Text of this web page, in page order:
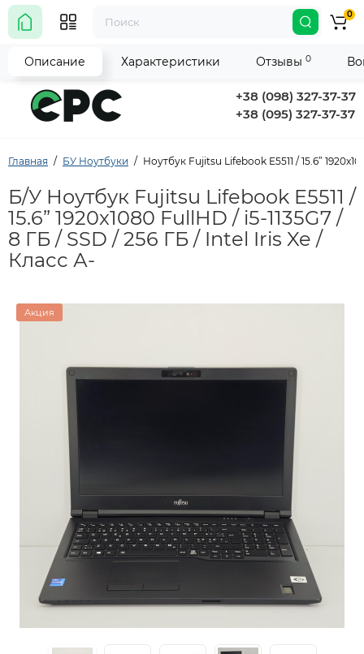
+38 (098) 327-37-37
+38 (095) 327-37-37
0
Главная БУ Ноутбуки Ноутбук Fujitsu Lifebook E5511 / 15.6”
Б/У Ноутбук Fujitsu Lifebook E5511 /
15.6” 1920x1080 FullHD / i5-1135G7 /
8 ГБ / SSD / 256 ГБ / Intel Iris Xe /
Класс А-
Акция
Описание Характеристики Отзывы 0